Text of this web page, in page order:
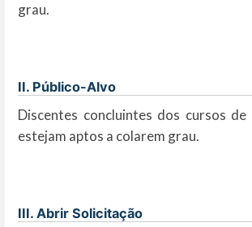
grau.
II. Público-Alvo
Discentes concluintes dos cursos
estejam aptos a colarem grau.
III. Abrir Solicitação